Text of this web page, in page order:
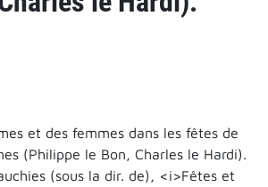
et des femmes dans les fêtes de
(Philippe le Bon, Charles le Hardi).
(sous la dir. de), <i>Fêtes et